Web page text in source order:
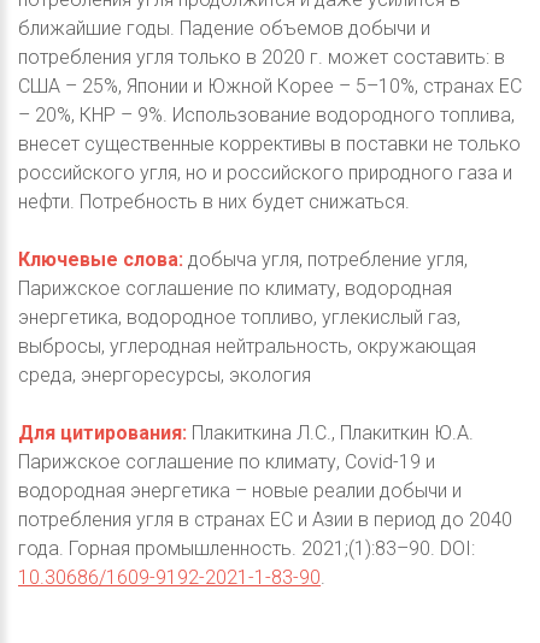
ближайшие годы. Падение объемов добычи и
потребления угля только в 2020 г. может составить: в
США – 25%, Японии и Южной Корее – 5–10%, странах ЕС
– 20%, КНР – 9%. Использование водородного топлива,
внесет существенные коррективы в поставки не только
российского угля, но и российского природного газа и
нефти. Потребность в них будет снижаться.
Ключевые слова: добыча угля, потребление угля,
Парижское соглашение по климату, водородная
энергетика, водородное топливо, углекислый газ,
выбросы, углеродная нейтральность, окружающая
среда, энергоресурсы, экология
Для цитирования: Плакиткина Л.С., Плакиткин Ю.А.
Парижское соглашение по климату, Covid-19 и
водородная энергетика – новые реалии добычи и
потребления угля в странах ЕС и Азии в период до 2040
года. Горная промышленность. 2021;(1):83–90. DOI:
10.30686/1609-9192-2021-1-83-90.